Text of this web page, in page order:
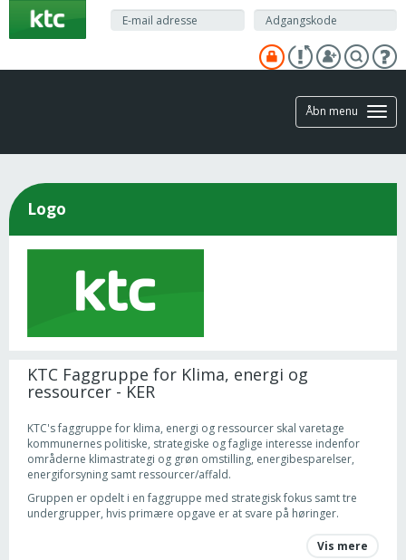
hovedindhold
Åbn menu
Logo
KTC Faggruppe for Klima, energi og
ressourcer - KER
KTC's faggruppe for klima, energi og ressourcer skal varetage
kommunernes politiske, strategiske og faglige interesse indenfor
områderne klimastrategi og grøn omstilling, energibesparelser,
energiforsyning samt ressourcer/affald.
Gruppen er opdelt i en faggruppe med strategisk fokus samt tre
undergrupper, hvis primære opgave er at svare på høringer.
Vis mere